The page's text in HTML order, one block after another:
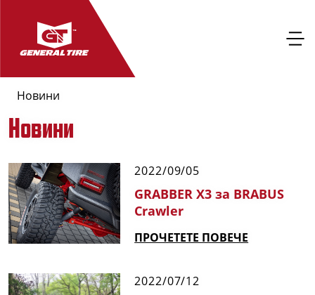
Новини
Новини
2022/09/05
GRABBER X3 за BRABUS
Crawler
ПРОЧЕТЕТЕ ПОВЕЧЕ
2022/07/12